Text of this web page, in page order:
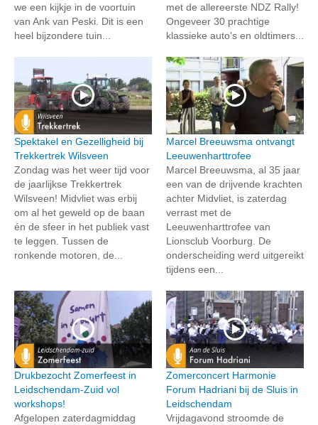
we een kijkje in de voortuin
van Ank van Peski. Dit is een
heel bijzondere tuin...
met de allereerste NDZ Rally!
Ongeveer 30 prachtige
klassieke auto's en oldtimers...
Spektakel en Gezelligheid bij
Trekkertrek Wilsveen
Zondag was het weer tijd voor
de jaarlijkse Trekkertrek
Wilsveen! Midvliet was erbij
om al het geweld op de baan
én de sfeer in het publiek vast
te leggen. Tussen de
ronkende motoren, de...
Marcel Breeuwsma ontvangt
Leeuwenharttrofee
Marcel Breeuwsma, al 35 jaar
een van de drijvende krachten
achter Midvliet, is zaterdag
verrast met de
Leeuwenharttrofee van
Lionsclub Voorburg. De
onderscheiding werd uitgereikt
tijdens een...
Drukbezocht Zomerfeest in
Leidschendam-Zuid vol
workshops!
Afgelopen zaterdagmiddag
Zomerconcert Harmonie
Forum Hadriani bij de Sluis in
Leidschendam
Vrijdagavond stroomde de